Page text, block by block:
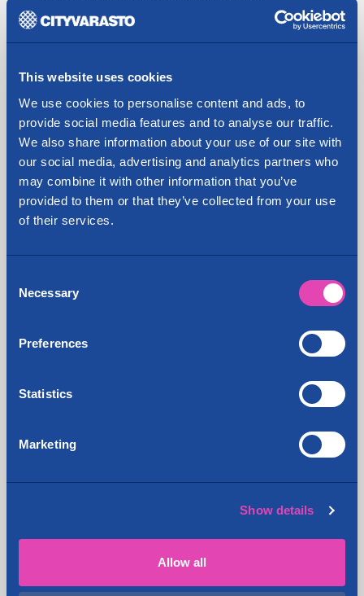
This website uses cookies
We use cookies to personalise content and ads, to
provide social media features and to analyse our traffic.
We also share information about your use of our site with
our social media, advertising and analytics partners who
may combine it with other information that you’ve
provided to them or that they’ve collected from your use
of their services.
Selection
Necessary
Preferences
Statistics
Marketing
Show details
Allow all
autonrenkaat, parveke - ja pihakalusteet sekä
monet muut tavarat säilytetään mielellään
suojassa sään vaihteluilta ja valvottuina.
Lisätietoja :
Ville Stenroos, toimitusjohtaja
ville.stenroos@cityvarasto.fi p. 0400 206 106
Jaa:
Tuoreimmat ajankohtaiset
Lahti Keskusta, tilapäinen
4.6.2026
Espoo Kivenlahti, tilapäinen
7.4.2026
Cityvarasto Oyj ostaa Ja-Ki Muuton
9.1.2026
pienvarastoiksi muunnettavia tiloja